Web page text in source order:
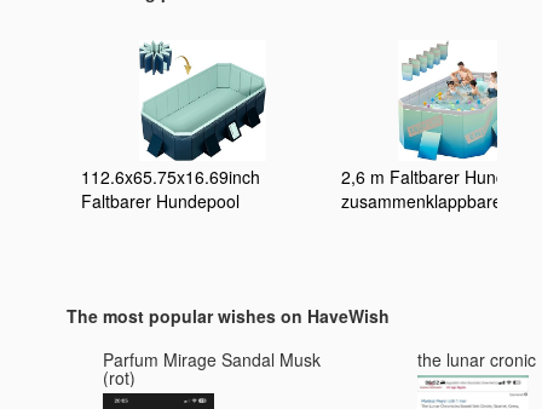
112.6x65.75x16.69inch
Faltbarer Hundepool
Haustiere
drinnen und draußen
2,6 m Faltbarer
zusammenklappbarer
Hunde 3m
The most popular wishes on HaveWish
Parfum Mirage Sandal Musk
(rot)
the lunar